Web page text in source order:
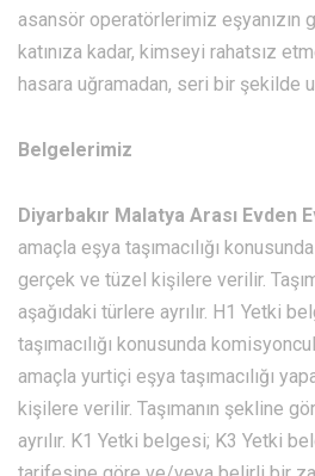
asansör operatörlerimiz eşyanızın
katınıza kadar, kimseyi rahatsız
hasara uğramadan, seri bir şekilde
Belgelerimiz
Diyarbakır Malatya Arası Evden
amaçla eşya taşımacılığı
gerçek ve tüzel kişilere verilir.
aşağıdaki türlere ayrılır. H1 Yetki
taşımacılığı konusunda
amaçla yurtiçi eşya taşımacılığı
kişilere verilir. Taşımanın şekline
ayrılır. K1 Yetki belgesi; K3 Yetki